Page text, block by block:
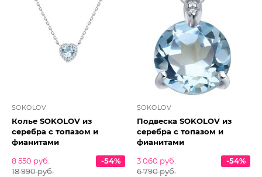
SOKOLOV
Колье SOKOLOV из
серебра с топазом и
фианитами
8 550 руб.
18 990 руб.
-54%
SOKOLOV
Подвеска SOKOLOV из
серебра с топазом и
фианитами
3 060 руб.
6 790 руб.
-54%